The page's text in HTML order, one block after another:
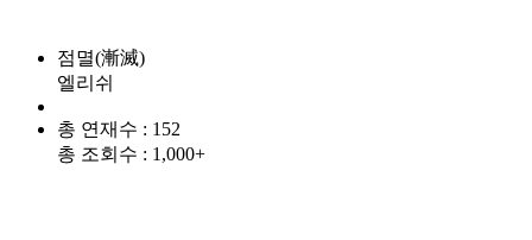
점멸(漸滅)
엘리쉬
총 연재수 : 152
총 조회수 : 1,000+